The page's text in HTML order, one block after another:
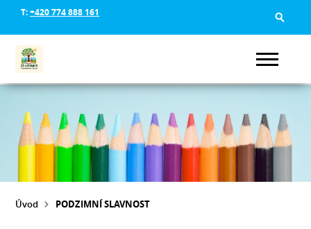
T:+420 774 888 161
Úvod PODZIMNÍ SLAVNOST